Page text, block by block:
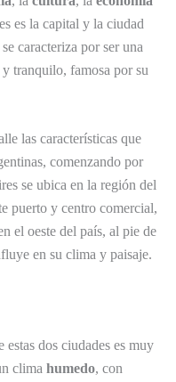
es la capital y la ciudad
caracteriza por ser una
tranquilo, famosa por su
las características que
comenzando por
se ubica en la región del
puerto y centro comercial,
el oeste del país, al pie de
en su clima y paisaje.
estas dos ciudades es muy
clima humedo, con